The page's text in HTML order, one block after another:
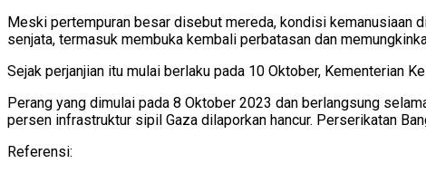
Meski pertempuran besar disebut mereda, kondisi kemanusiaan
senjata, termasuk membuka kembali perbatasan dan
Sejak perjanjian itu mulai berlaku pada 10 Oktober, Kementerian
Perang yang dimulai pada 8 Oktober 2023 dan berlangsung
persen infrastruktur sipil Gaza dilaporkan hancur. Perserikatan
Referensi: